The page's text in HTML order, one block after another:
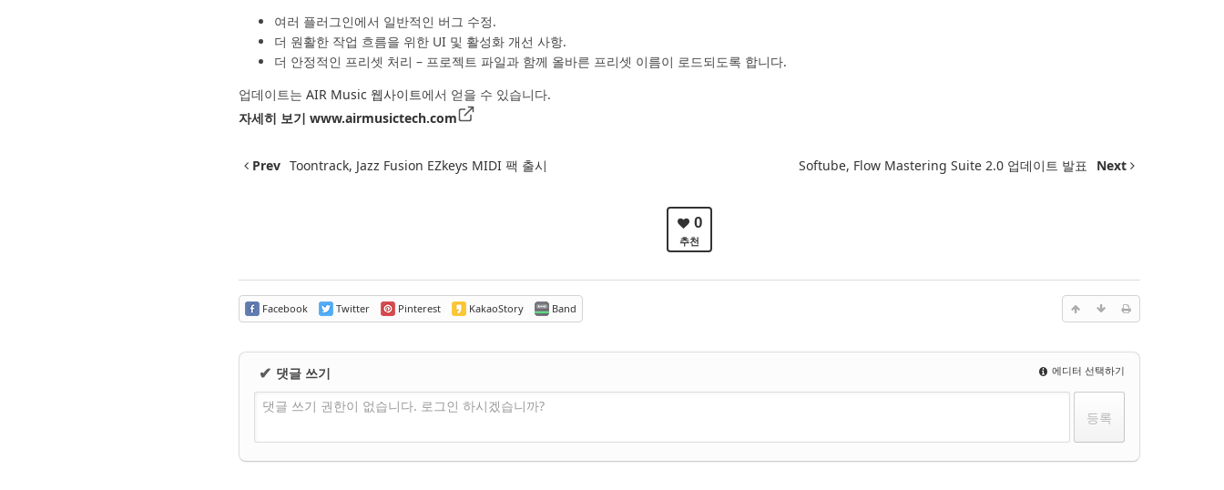
여러 플러그인에서 일반적인 버그 수정.
더 원활한 작업 흐름을 위한 UI 및 활성화 개선 사항.
더 안정적인 프리셋 처리 – 프로젝트 파일과 함께 올바른 프리셋 이름이 로드되도록 합니다.
업데이트는 AIR Music 웹사이트에서 얻을 수 있습니다.
자세히 보기 www.airmusictech.com
Prev Toontrack, Jazz Fusion EZkeys MIDI 팩 출시 Softube, Flow Mastering Suite 2.0 업데이트 발표 Next
0
추천
Facebook Twitter Pinterest KakaoStory Band
✔ 댓글 쓰기 에디터 선택하기
댓글 쓰기 권한이 없습니다. 로그인 하시겠습니까?